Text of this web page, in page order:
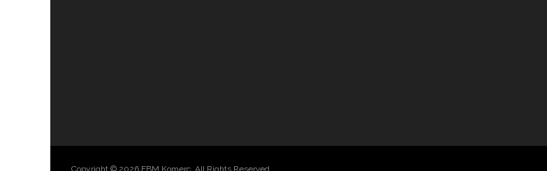
Copyright © 2026 FBM Komerc. All Rights Reserved.